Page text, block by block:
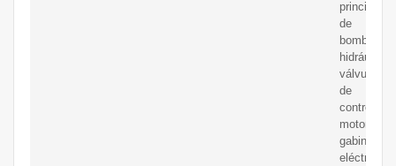
de
bomba
hidráulica,
válvula
de
control,
motor,
gabinete
eléctrico,